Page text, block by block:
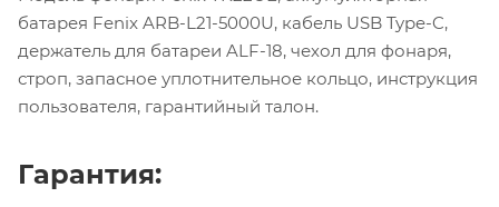
батарея Fenix ARB-L21-5000U, кабель USB Type-C,
держатель для батареи ALF-18, чехол для фонаря,
строп, запасное уплотнительное кольцо, инструкция
пользователя, гарантийный талон.
Гарантия: